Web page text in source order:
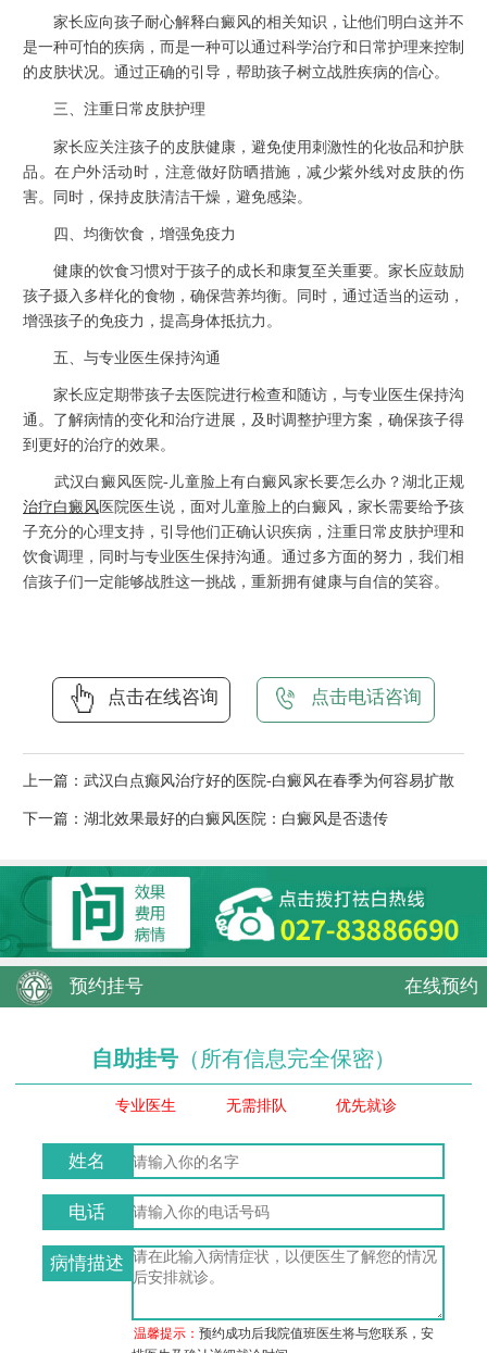
家长应向孩子耐心解释白癜风的相关知识，让他们明白这并不
是一种可怕的疾病，而是一种可以通过科学治疗和日常护理来控制
的皮肤状况。通过正确的引导，帮助孩子树立战胜疾病的信心。
三、注重日常皮肤护理
家长应关注孩子的皮肤健康，避免使用刺激性的化妆品和护肤
品。在户外活动时，注意做好防晒措施，减少紫外线对皮肤的伤
害。同时，保持皮肤清洁干燥，避免感染。
四、均衡饮食，增强免疫力
健康的饮食习惯对于孩子的成长和康复至关重要。家长应鼓励
孩子摄入多样化的食物，确保营养均衡。同时，通过适当的运动，
增强孩子的免疫力，提高身体抵抗力。
五、与专业医生保持沟通
家长应定期带孩子去医院进行检查和随访，与专业医生保持沟
通。了解病情的变化和治疗进展，及时调整护理方案，确保孩子得
到更好的治疗的效果。
武汉白癜风医院-儿童脸上有白癜风家长要怎么办？湖北正规
治疗白癜风 医院医生说，面对儿童脸上的白癜风，家长需要给予孩
子充分的心理支持，引导他们正确认识疾病，注重日常皮肤护理和
饮食调理，同时与专业医生保持沟通。通过多方面的努力，我们相
信孩子们一定能够战胜这一挑战，重新拥有健康与自信的笑容。
点击在线咨询 点击电话咨询
上一篇： 武汉白点癫风治疗好的医院-白癜风在春季为何容易扩散
下一篇： 湖北效果最好的白癜风医院：白癜风是否遗传
预约挂号 在线预约
自助挂号 （所有信息完全保密）
专业医生 无需排队 优先就诊
姓名
电话
病情描述
温馨提示：预约成功后我院值班医生将与您联系，安